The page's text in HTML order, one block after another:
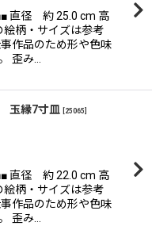
直径 約 25.0 cm 高
柄・サイズは参考
作品のため形や色味
歪み…
玉縁7寸皿 25065
直径 約 22.0 cm 高
柄・サイズは参考
作品のため形や色味
歪み…